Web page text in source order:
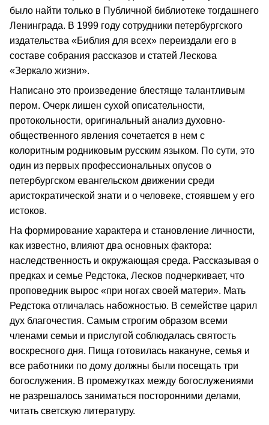
было найти только в Публичной библиотеке тогдашнего
Ленинграда. В 1999 году сотрудники петербургского
издательства «Библия для всех» переиздали его в
составе собрания рассказов и статей Лескова
«Зеркало жизни».
Написано это произведение блестяще талантливым
пером. Очерк лишен сухой описательности,
протокольности, оригинальный анализ духовно-
общественного явления сочетается в нем с
колоритным родниковым русским языком. По сути, это
один из первых профессиональных опусов о
петербургском евангельском движении среди
аристократической знати и о человеке, стоявшем у его
истоков.
На формирование характера и становление личности,
как известно, влияют два основных фактора:
наследственность и окружающая среда. Рассказывая о
предках и семье Редстока, Лесков подчеркивает, что
проповедник вырос «при ногах своей матери». Мать
Редстока отличалась набожностью. В семействе царил
дух благочестия. Самым строгим образом всеми
членами семьи и прислугой соблюдалась святость
воскресного дня. Пища готовилась накануне, семья и
все работники по дому должны были посещать три
богослужения. В промежутках между богослужениями
не разрешалось заниматься посторонними делами,
читать светскую литературу.